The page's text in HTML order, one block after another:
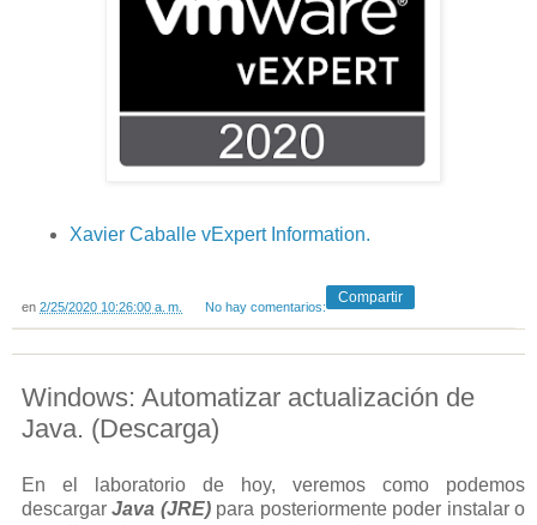
Xavier Caballe vExpert Information.
en 2/25/2020 10:26:00 a. m. No hay comentarios:
Compartir
Windows: Automatizar actualización de
Java. (Descarga)
En el laboratorio de hoy, veremos como podemos
descargarJava (JRE)para posteriormente poder instalar o